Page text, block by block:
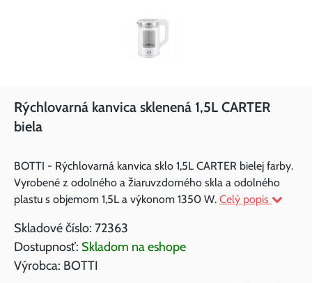
Rýchlovarná kanvica sklenená 1,5L CARTER
biela
BOTTI - Rýchlovarná kanvica sklo 1,5L CARTER bielej farby.
Vyrobené z odolného a žiaruvzdorného skla a odolného
plastu s objemom 1,5L a výkonom 1350 W. Celý popis
Skladové číslo: 72363
Dostupnosť: Skladom na eshope
Výrobca: BOTTI